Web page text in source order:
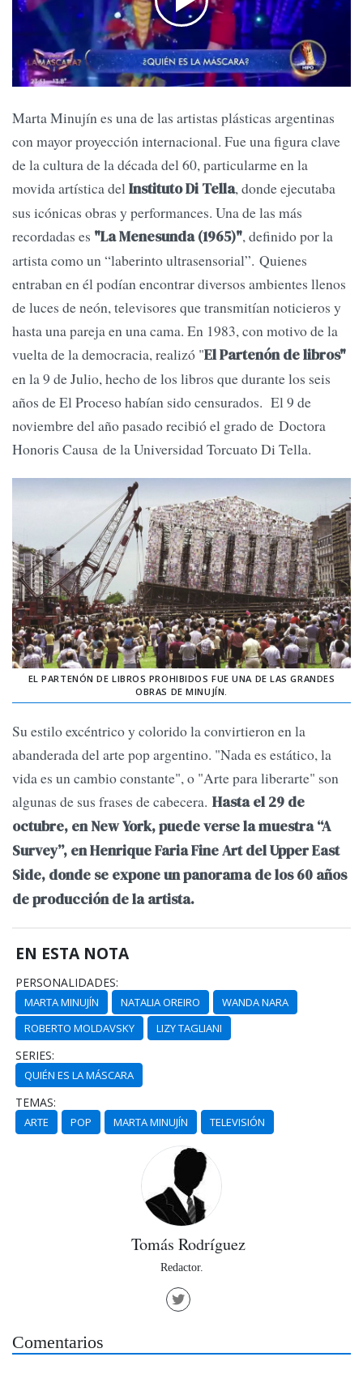
Marta Minujín es una de las artistas plásticas argentinas
con mayor proyección internacional. Fue una figura clave
de la cultura de la década del 60, particularme en la
movida artística delInstituto Di Tella, donde ejecutaba
sus icónicas obras y performances. Una de las más
recordadas es "La Menesunda (1965)", definido por la
artista como un “laberinto ultrasensorial”. Quienes
entraban en él podían encontrar diversos ambientes llenos
de luces de neón, televisores que transmitían noticieros y
hasta una pareja en una cama. En 1983, con motivo de la
vuelta de la democracia, realizó "El Partenón de libros"
en la 9 de Julio, hecho de los libros que durante los seis
años de El Proceso habían sido censurados. El 9 de
noviembre del año pasado recibió el grado de Doctora
Honoris Causa de la Universidad Torcuato Di Tella.
EL PARTENÓN DE LIBROS PROHIBIDOS FUE UNA DE LAS GRANDES
OBRAS DE MINUJÍN.
Su estilo excéntrico y colorido la convirtieron en la
abanderada del arte pop argentino. "Nada es estático, la
vida es un cambio constante", o "Arte para liberarte" son
algunas de sus frases de cabecera. Hasta el 29 de
octubre, en New York, puede verse la muestra “A
Survey”, en Henrique Faria Fine Art del Upper East
Side, donde se expone un panorama de los 60 años
de producción de la artista.
EN ESTA NOTA
PERSONALIDADES:
MARTA MINUJÍN NATALIA OREIRO
WANDA NARA
ROBERTO MOLDAVSKY
LIZY TAGLIANI
SERIES:
QUIÉN ES LA MÁSCARA
TEMAS:
ARTE POP MARTA MINUJÍN TELEVISIÓN
Tomás Rodríguez
Redactor.
Comentarios